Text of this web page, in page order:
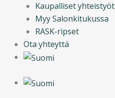
Kaupalliset yhteistyöt
Myy Salonkitukussa
RASK-ripset
Ota yhteyttä